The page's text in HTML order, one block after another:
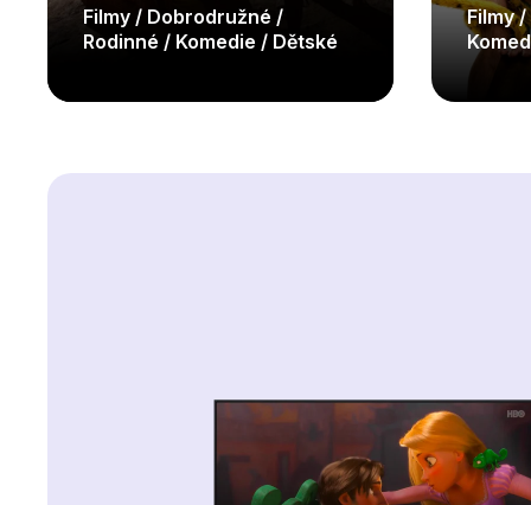
Filmy / Dobrodružné /
Rodinné / Komedie / Dětské
Filmy